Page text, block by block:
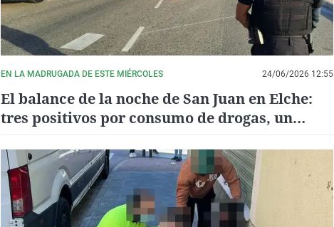
EN LA MADRUGADA DE ESTE MIÉRCOLES 24/06/2026 12:55
El balance de la noche de San Juan en Elche:
tres positivos por consumo de drogas, un
basura en las playas